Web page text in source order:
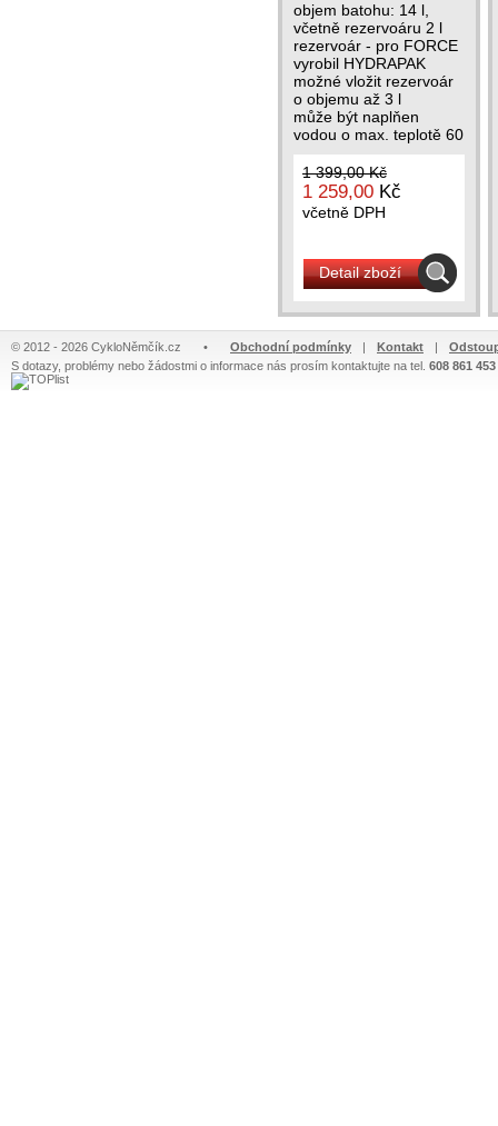
objem batohu: 14 l,
včetně rezervoáru 2 l
rezervoár - pro FORCE
vyrobil HYDRAPAK
možné vložit rezervoár
o objemu až 3 l
může být naplňen
vodou o max. teplotě 60
1 399,00 Kč
1 259,00 Kč
včetně DPH
Detail zboží
© 2012 - 2026 CykloNěmčík.cz • Obchodní podmínky | Kontakt |
S dotazy, problémy nebo žádostmi o informace nás prosím kontaktujte na tel. 608 861 453